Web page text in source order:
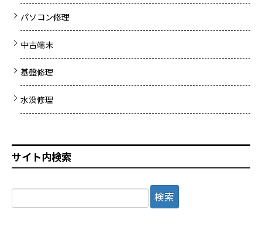
パソコン修理
中古端末
基盤修理
水没修理
サイト内検索
検
索: